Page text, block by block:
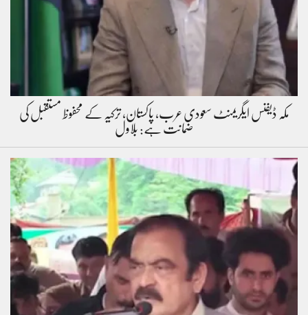
مکہ ڈیفنس ایگریمنٹ سعودی عرب، پاکستان، ترکیہ کے محفوظ مستقبل کی
ضمانت ہے: بلاول